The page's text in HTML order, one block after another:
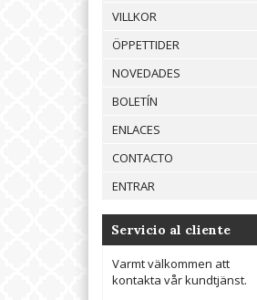
VILLKOR
ÖPPETTIDER
NOVEDADES
BOLETÍN
ENLACES
CONTACTO
ENTRAR
Servicio al cliente
Varmt välkommen att
kontakta vår kundtjänst.